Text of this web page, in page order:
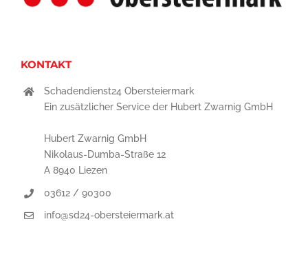
KONTAKT
Schadendienst24 Obersteiermark
Ein zusätzlicher Service der Hubert Zwarnig GmbH
Hubert Zwarnig GmbH
Nikolaus-Dumba-Straße 12
A 8940 Liezen
03612 / 90300
info@sd24-obersteiermark.at